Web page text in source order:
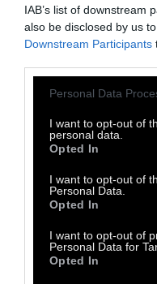
IAB’s list of downstream
also be disclosed by us
Downstream Participants
Personal Data
I want to opt-out of
personal data.
Opted In
I want to opt-out of
Personal Data.
Opted In
I want to opt-out of
Personal Data for
Opted In
Aπόσπασμα από
Κλικ Αριστερά,
Στις αρχές της
πρώτη της
10 χρόνια
με το θίασο του
στο Φεστιβάλ
βραβείο Α'
βαρύ πεπόνι». Με